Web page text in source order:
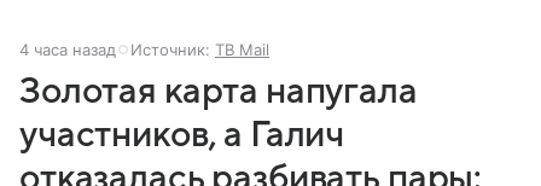
4 часа назад Источник: ТВ Mail
Золотая карта напугала
участников, а Галич